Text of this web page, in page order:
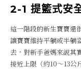
2-1 提籃式安
這一階段的新生寶寶還
讓寶寶維持平躺或半躺
去，對新手爸媽來說其
接近上限（約10～13公